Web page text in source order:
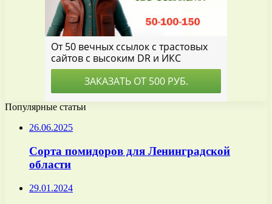
Популярные статьи
26.06.2025
Сорта помидоров для Ленинградской
области
29.01.2024